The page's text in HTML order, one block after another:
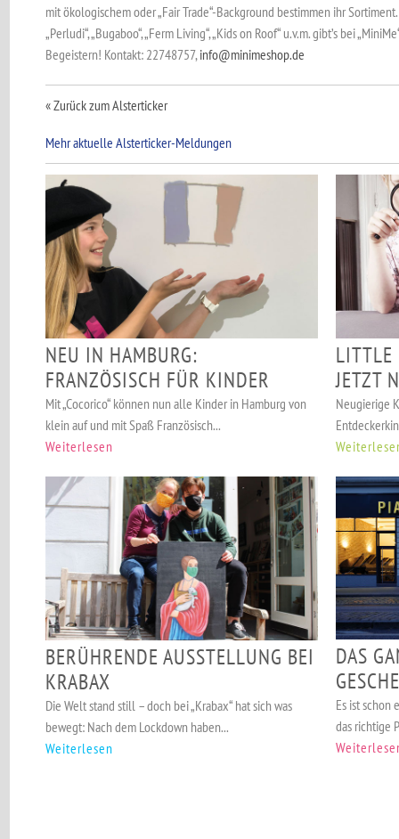
mit ökologischem oder „Fair Trade“-Background bestimmen ihr
„Perludi“, „Bugaboo“, „Ferm Living“, „Kids on Roof“ u.v.m. gibt’s bei
Begeistern! Kontakt: 22748757,info@minimeshop.de
« Zurück zum Alsterticker
Mehr aktuelle Alsterticker-Meldungen
NEU IN HAMBURG:
FRANZÖSISCH FÜR KINDER
Mit „Cocorico“ können nun alle Kinder in Hamburg von
klein auf und mit Spaß Französisch...
Weiterlesen
LITTLE
JETZT
Neugierige
BERÜHRENDE AUSSTELLUNG BEI
KRABAX
Die Welt stand still – doch bei „Krabax“ hat sich was
bewegt: Nach dem Lockdown haben...
Weiterlesen
DAS
Es ist schon
das richtige